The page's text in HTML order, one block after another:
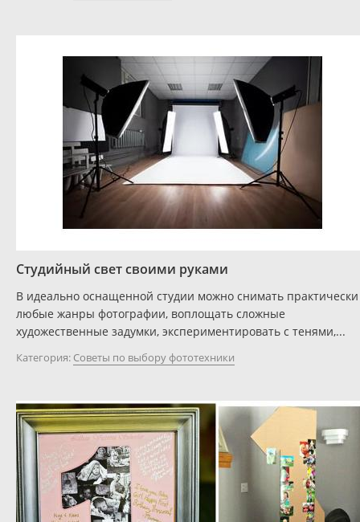
Студийный свет своими руками
В идеально оснащенной студии можно снимать практически
любые жанры фотографии, воплощать сложные
художественные задумки, экспериментировать с тенями,...
Категория: Советы по выбору фототехники